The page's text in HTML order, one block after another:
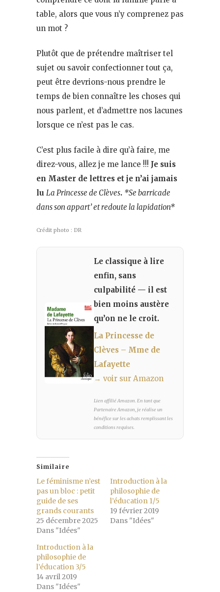
table, alors que vous n’y comprenez pas
un mot ?
Plutôt que de prétendre maîtriser tel
sujet ou savoir confectionner tout ça,
peut être devrions-nous prendre le
temps de bien connaître les choses qui
nous parlent, et d’admettre nos lacunes
lorsque ce n’est pas le cas.
C’est plus facile à dire qu’à faire, me
direz-vous, allez je me lance !!! Je suis
en Master de lettres et je n’ai jamais
lu La Princesse de Clèves. *Se barricade
dans son appart’ et redoute la lapidation*
Crédit photo : DR
Le classique à lire
enfin, sans
culpabilité — il est
bien moins austère
qu’on ne le croit.
La Princesse de
Clèves – Mme de
Lafayette
→ voir sur Amazon
Lien affilié Amazon. En tant que
Partenaire Amazon, je réalise un
bénéfice sur les achats remplissant les
conditions requises.
Similaire
Le féminisme n’est
pas un bloc : petit
guide de ses
grands courants
25 décembre 2025
Dans "Idées"
Introduction à la
philosophie de
l’éducation 1/5
19 février 2019
Dans "Idées"
Introduction à la
philosophie de
l’éducation 3/5
14 avril 2019
Dans "Idées"